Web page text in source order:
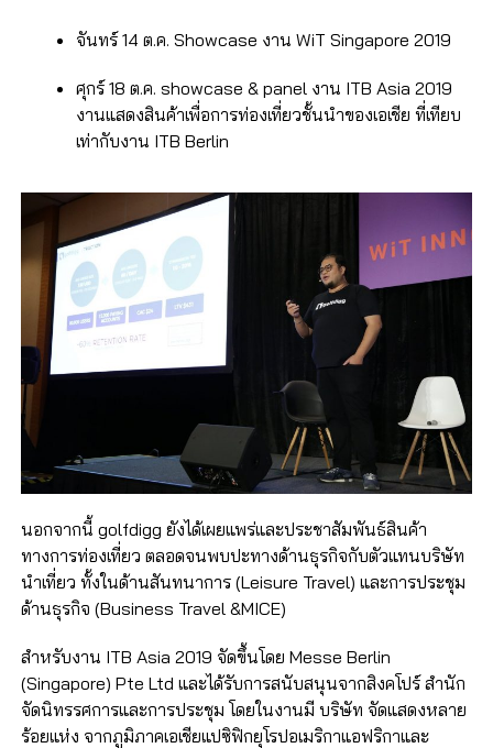
จันทร์ 14 ต.ค. Showcase งาน WiT Singapore 2019
ศุกร์ 18 ต.ค. showcase & panel งาน ITB Asia 2019
งานแสดงสินค้าเพื่อการท่องเที่ยวชั้นนำของเอเชีย ที่เทียบ
เท่ากับงาน ITB Berlin
นอกจากนี้ golfdigg ยังได้เผยแพร่และประชาสัมพันธ์สินค้า
ทางการท่องเที่ยว ตลอดจนพบปะทางด้านธุรกิจกับตัวแทนบริษัท
นำเที่ยว ทั้งในด้านสันทนา​การ (Leisure Travel) และการประชุม
ด้านธุรกิจ ​(Business Travel &MICE)​
สำหรับงาน ITB Asia 2019 จัดขึ้นโดย Messe Berlin
(Singapore) Pte Ltd และได้รับการสนับสนุนจากสิงคโปร์ สำนัก
จัดนิทรรศการและการประชุม โดยในงานมี บริษัท จัดแสดงหลาย
ร้อยแห่ง จากภูมิภาคเอเชียแปซิฟิกยุโรปอเมริกาแอฟริกาและ